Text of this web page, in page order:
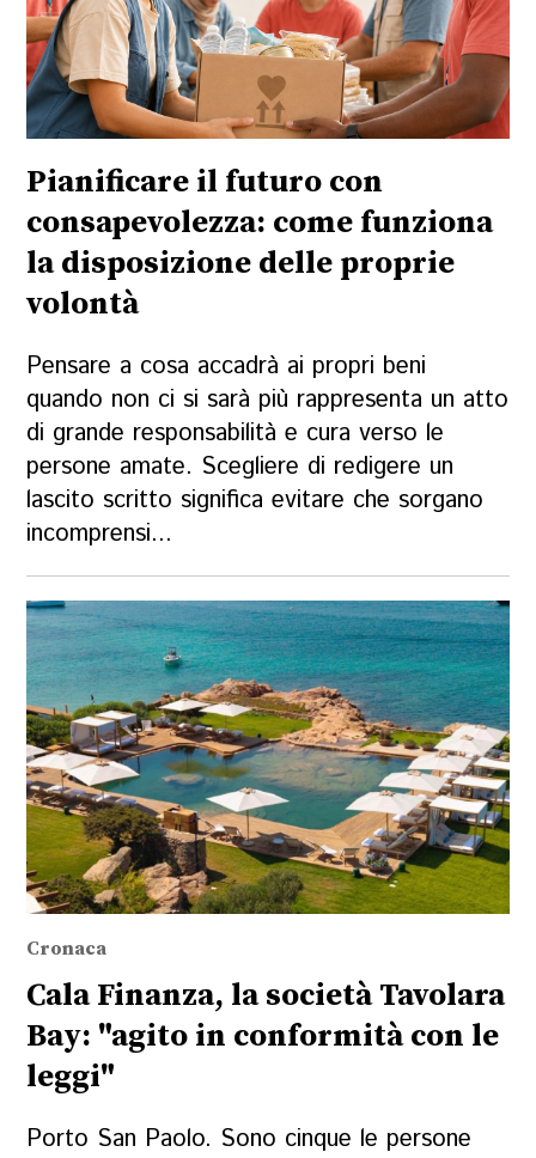
Pianificare il futuro con
consapevolezza: come funziona
la disposizione delle proprie
volontà
Pensare a cosa accadrà ai propri beni
quando non ci si sarà più rappresenta un atto
di grande responsabilità e cura verso le
persone amate. Scegliere di redigere un
lascito scritto significa evitare che sorgano
incomprensi...
Cronaca
Cala Finanza, la società Tavolara
Bay: "agito in conformità con le
leggi"
Porto San Paolo. Sono cinque le persone